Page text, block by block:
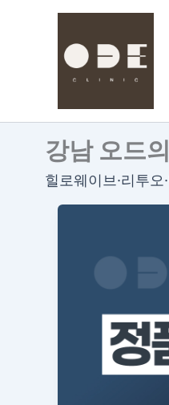
강남 오드
힐로웨이브·리투